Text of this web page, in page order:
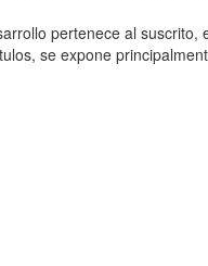
pertenece al suscrito,
se expone